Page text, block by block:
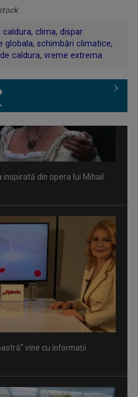
caldura, clima, dispar
globala, schimbări climatice,
caldura, vreme extrema
vine cu informații